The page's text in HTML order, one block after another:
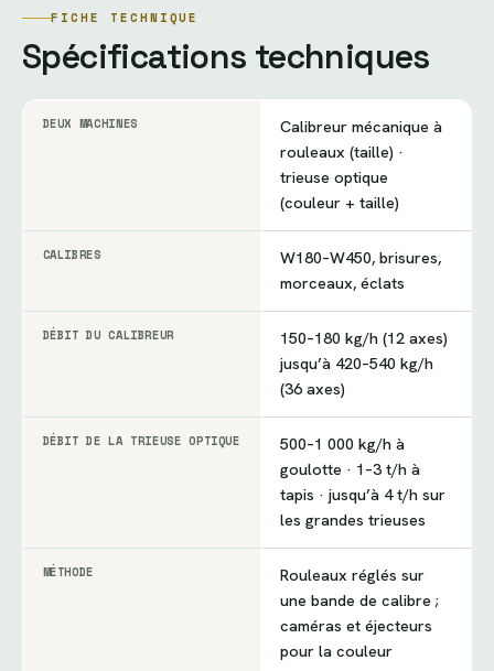
FICHE TECHNIQUE
Spécifications techniques
DEUX MACHINES
Calibreur mécanique à
rouleaux (taille) ·
trieuse optique
(couleur + taille)
CALIBRES
W180–W450, brisures,
morceaux, éclats
DÉBIT DU CALIBREUR
150–180 kg/h (12 axes)
jusqu’à 420–540 kg/h
(36 axes)
DÉBIT DE LA TRIEUSE OPTIQUE
500–1 000 kg/h à
goulotte · 1–3 t/h à
tapis · jusqu’à 4 t/h sur
les grandes trieuses
MÉTHODE
Rouleaux réglés sur
une bande de calibre ;
caméras et éjecteurs
pour la couleur